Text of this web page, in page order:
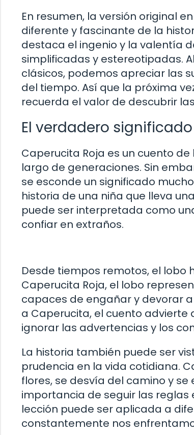
En resumen, la versión original
diferente y fascinante de la
destaca el ingenio y la valentía
simplificadas y estereotipadas.
clásicos, podemos apreciar las
del tiempo. Así que la próxima
recuerda el valor de descubrir
El verdadero
Caperucita Roja es un cuento
largo de generaciones. Sin
se esconde un significado
historia de una niña que lleva
puede ser interpretada como
confiar en extraños.
Desde tiempos remotos, el lobo
Caperucita Roja, el lobo
capaces de engañar y devorar
a Caperucita, el cuento advierte
ignorar las advertencias y los
La historia también puede ser
prudencia en la vida cotidiana.
flores, se desvía del camino y
importancia de seguir las reglas
lección puede ser aplicada a
constantemente nos